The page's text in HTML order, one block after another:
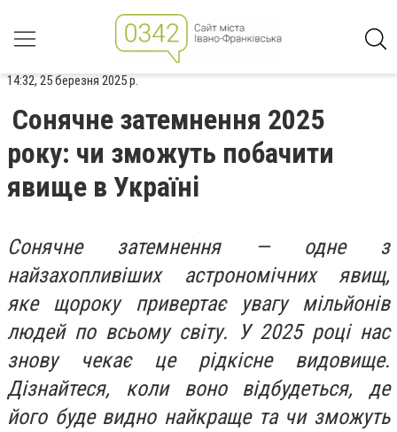
14:32, 25 березня 2025 р.
Сонячне затемнення 2025
року: чи зможуть побачити
явище в Україні
Сонячне затемнення — одне з
найзахопливіших астрономічних явищ,
яке щороку привертає увагу мільйонів
людей по всьому світу. У 2025 році нас
знову чекає це рідкісне видовище.
Дізнайтеся, коли воно відбудеться, де
його буде видно найкраще та чи зможуть